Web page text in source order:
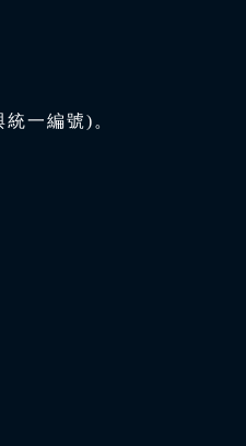
一編號)。